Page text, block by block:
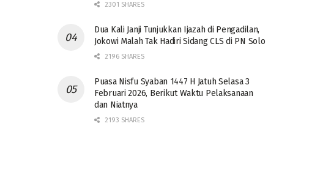
2301 SHARES
Dua Kali Janji Tunjukkan Ijazah di Pengadilan,
Jokowi Malah Tak Hadiri Sidang CLS di PN Solo
2196 SHARES
Puasa Nisfu Syaban 1447 H Jatuh Selasa 3
Februari 2026, Berikut Waktu Pelaksanaan
dan Niatnya
2193 SHARES